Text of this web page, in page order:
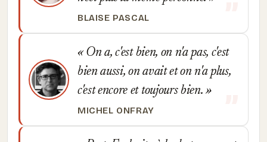
BLAISE PASCAL
On a, c'est bien, on n'a pas, c'est
bien aussi, on avait et on n'a plus,
c'est encore et toujours bien.
MICHEL ONFRAY